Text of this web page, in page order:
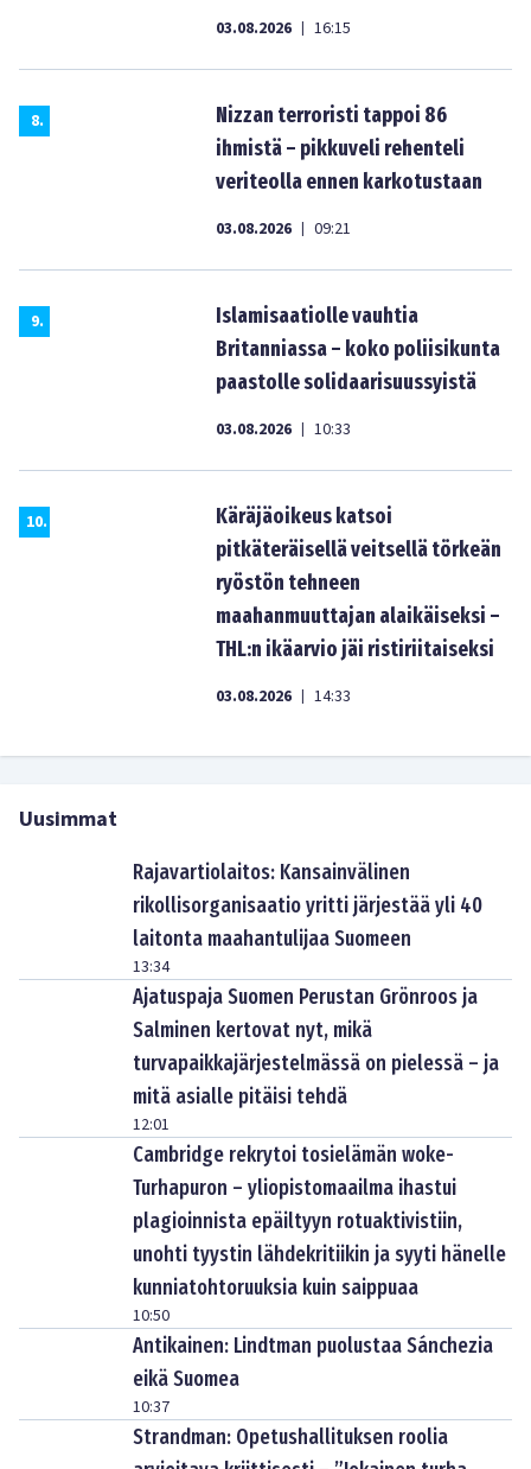
03.08.2026 | 16:15
8.
Nizzan terroristi tappoi 86
ihmistä – pikkuveli rehenteli
veriteolla ennen karkotustaan
03.08.2026 | 09:21
9.
Islamisaatiolle vauhtia
Britanniassa – koko poliisikunta
paastolle solidaarisuussyistä
03.08.2026 | 10:33
10.
Käräjäoikeus katsoi
pitkäteräisellä veitsellä törkeän
ryöstön tehneen
maahanmuuttajan alaikäiseksi –
THL:n ikäarvio jäi ristiriitaiseksi
03.08.2026 | 14:33
Uusimmat
Rajavartiolaitos: Kansainvälinen
rikollisorganisaatio yritti järjestää yli 40
laitonta maahantulijaa Suomeen
13:34
Ajatuspaja Suomen Perustan Grönroos ja
Salminen kertovat nyt, mikä
turvapaikkajärjestelmässä on pielessä – ja
mitä asialle pitäisi tehdä
12:01
Cambridge rekrytoi tosielämän woke-
Turhapuron – yliopistomaailma ihastui
plagioinnista epäiltyyn rotuaktivistiin,
unohti tyystin lähdekritiikin ja syyti hänelle
kunniatohtoruuksia kuin saippuaa
10:50
Antikainen: Lindtman puolustaa Sánchezia
eikä Suomea
10:37
Strandman: Opetushallituksen roolia